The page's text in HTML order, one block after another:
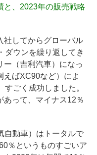
と、2023年の販売戦略
社してからグローバル
ダウンを繰り返してき
ー（吉利汽車）になっ
えばXC90など）によ
ごく成功しました。
あって、マイナス12％
動車）はトータルで
％というものすごいア